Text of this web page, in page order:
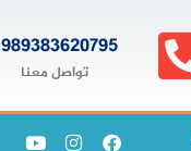
989383620795+
تواصل معنا